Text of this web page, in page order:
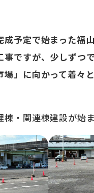
成予定で始まった福
事ですが、少しずつ
場」に向かって着々
棟・関連棟建設が始